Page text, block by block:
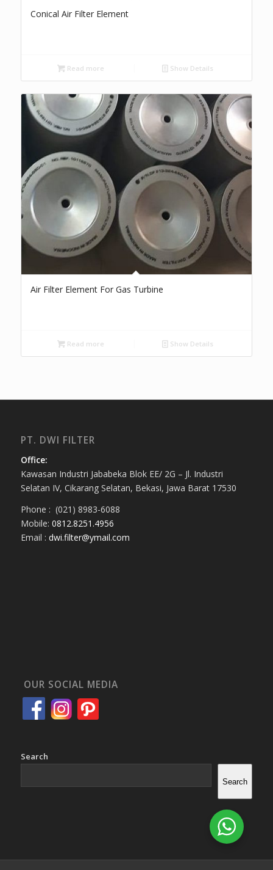
Conical Air Filter Element
Read more Show Details
Air Filter Element For Gas Turbine
Read more Show Details
PT. DWI FILTER
Office:
Kawasan Industri Jababeka Blok EE/ 2G – Jl. Industri
Selatan IV, Cikarang Selatan, Bekasi, Jawa Barat 17530
Phone : (021) 8983-6088
Mobile: 0812.8251.4956
Email : dwi.filter@ymail.com
OUR SOCIAL MEDIA
Search
Search